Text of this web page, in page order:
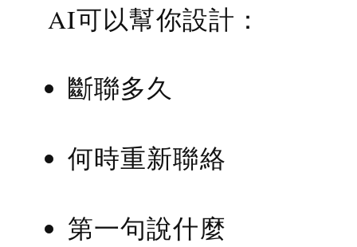
AI可以幫你設計：
斷聯多久
何時重新聯絡
第一句說什麼